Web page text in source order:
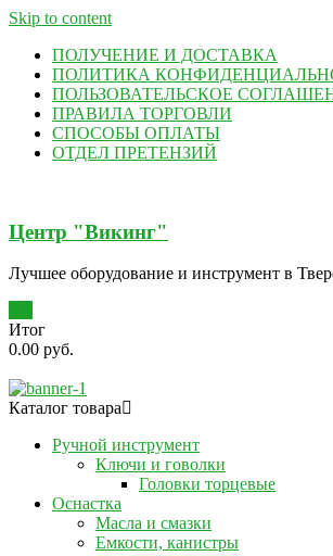
Skip to content
ПОЛУЧЕНИЕ И ДОСТАВКА
ПОЛИТИКА
ПОЛЬЗОВАТЕЛЬСКОЕ
ПРАВИЛА ТОРГОВЛИ
СПОСОБЫ ОПЛАТЫ
ОТДЕЛ ПРЕТЕНЗИЙ
Центр "Викинг"
Лучшее оборудование и инструмент в
Итог
0.00 руб.
Каталог товара
Ручной инструмент
Ключи и говолки
Головки торцевые
Оснастка
Масла и смазки
Емкости, канистры